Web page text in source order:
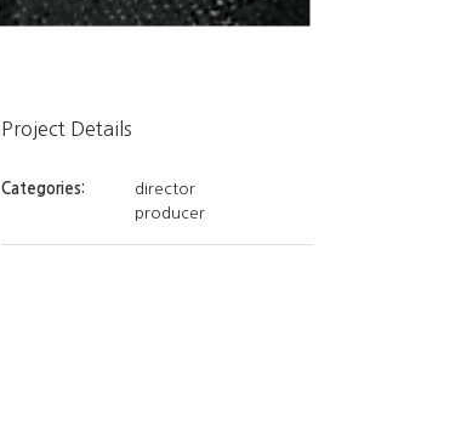
Project Details
Categories:
director
producer